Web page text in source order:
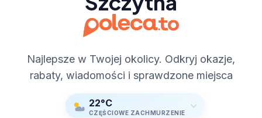
Najlepsze w Twojej okolicy. Odkryj okazje,
rabaty, wiadomości i sprawdzone miejsca
22°C
CZĘŚCIOWE ZACHMURZENIE